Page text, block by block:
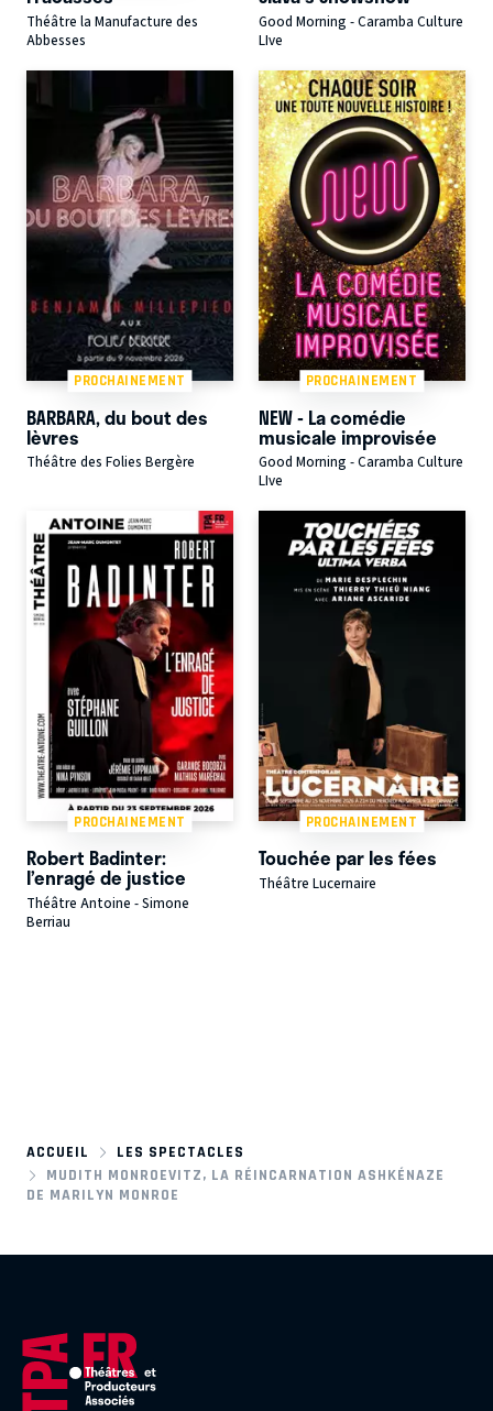
Théâtre la Manufacture des
Abbesses
Good Morning - Caramba Culture
LIve
PROCHAINEMENT
BARBARA, du bout des
lèvres
Théâtre des Folies Bergère
PROCHAINEMENT
NEW - La comédie
musicale improvisée
Good Morning - Caramba Culture
LIve
PROCHAINEMENT
Robert Badinter:
l’enragé de justice
Théâtre Antoine - Simone
Berriau
PROCHAINEMENT
Touchée par les fées
Théâtre Lucernaire
ACCUEIL
LES SPECTACLES
MUDITH MONROEVITZ, LA RÉINCARNATION ASHKÉNAZE
DE MARILYN MONROE